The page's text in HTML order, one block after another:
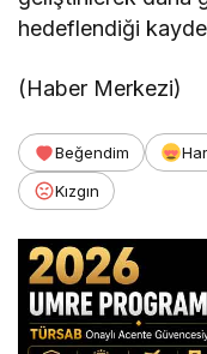
hedeflendiği
(Haber Merkezi)
Beğendim
Kızgın